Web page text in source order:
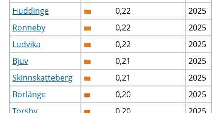
Huddinge
0,22
2025
Ronneby
0,22
2025
Ludvika
0,22
2025
Bjuv
0,21
2025
Skinnskatteberg
0,21
2025
Borlänge
0,20
2025